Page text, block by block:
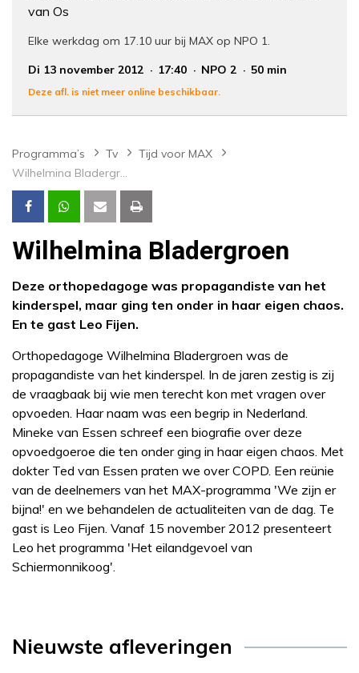
van Os
Elke werkdag om 17.10 uur bij MAX op NPO 1.
Di 13 november 2012
17:40 NPO 2 50 min
Deze afl. is niet meer online beschikbaar.
Programma’s Tv
Tijd voor MAX
Wilhelmina Bladergroen
Wilhelmina Bladergroen
Deze orthopedagoge was propagandiste van het
kinderspel, maar ging ten onder in haar eigen chaos.
En te gast Leo Fijen.
Orthopedagoge Wilhelmina Bladergroen was de
propagandiste van het kinderspel. In de jaren zestig is zij
de vraagbaak bij wie men terecht kon met vragen over
opvoeden. Haar naam was een begrip in Nederland.
Mineke van Essen schreef een biografie over deze
opvoedgoeroe die ten onder ging in haar eigen chaos. Met
dokter Ted van Essen praten we over COPD. Een reünie
van de deelnemers van het MAX-programma 'We zijn er
bijna!' en we behandelen de actualiteiten van de dag. Te
gast is Leo Fijen. Vanaf 15 november 2012 presenteert
Leo het programma 'Het eilandgevoel van
Schiermonnikoog'.
Nieuwste afleveringen